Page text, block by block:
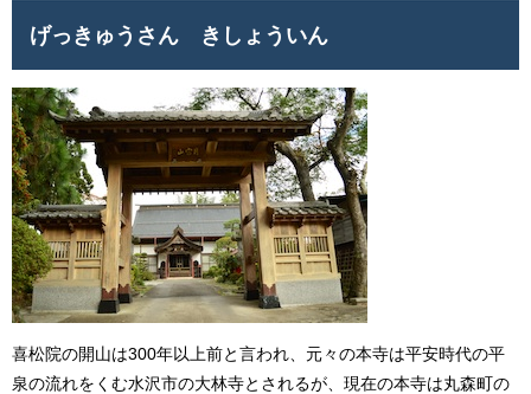
げっきゅうさん きしょういん
喜松院の開山は300年以上前と言われ、元々の本寺は平安時代の平
泉の流れをくむ水沢市の大林寺とされるが、現在の本寺は丸森町の